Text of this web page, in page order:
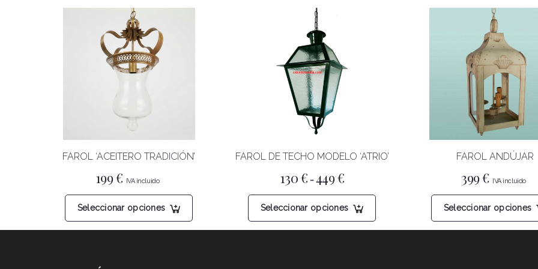
FAROL ‘ACEITERO TRADICIÓN’
199€
Seleccionar opciones
Este
tiene
FAROL DE TECHO MODELO ‘ATRIO’
130€ - 449€Rango
de
precios:
desde
130 €
hasta
449 €
Seleccionar opciones
Este
tiene
FAROL ANDÚJAR
399€
Seleccionar opciones